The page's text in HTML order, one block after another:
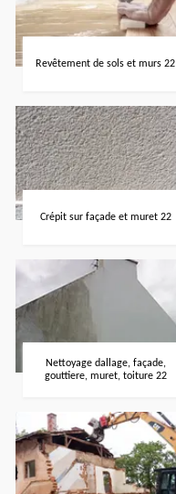
Revêtement de sols et murs 22
Crépit sur façade et muret 22
Nettoyage dallage, façade,
gouttiere, muret, toiture 22